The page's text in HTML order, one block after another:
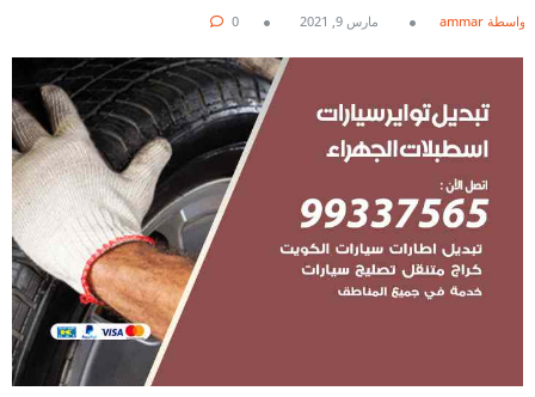
بواسطة ammar مارس 9, 2021 0